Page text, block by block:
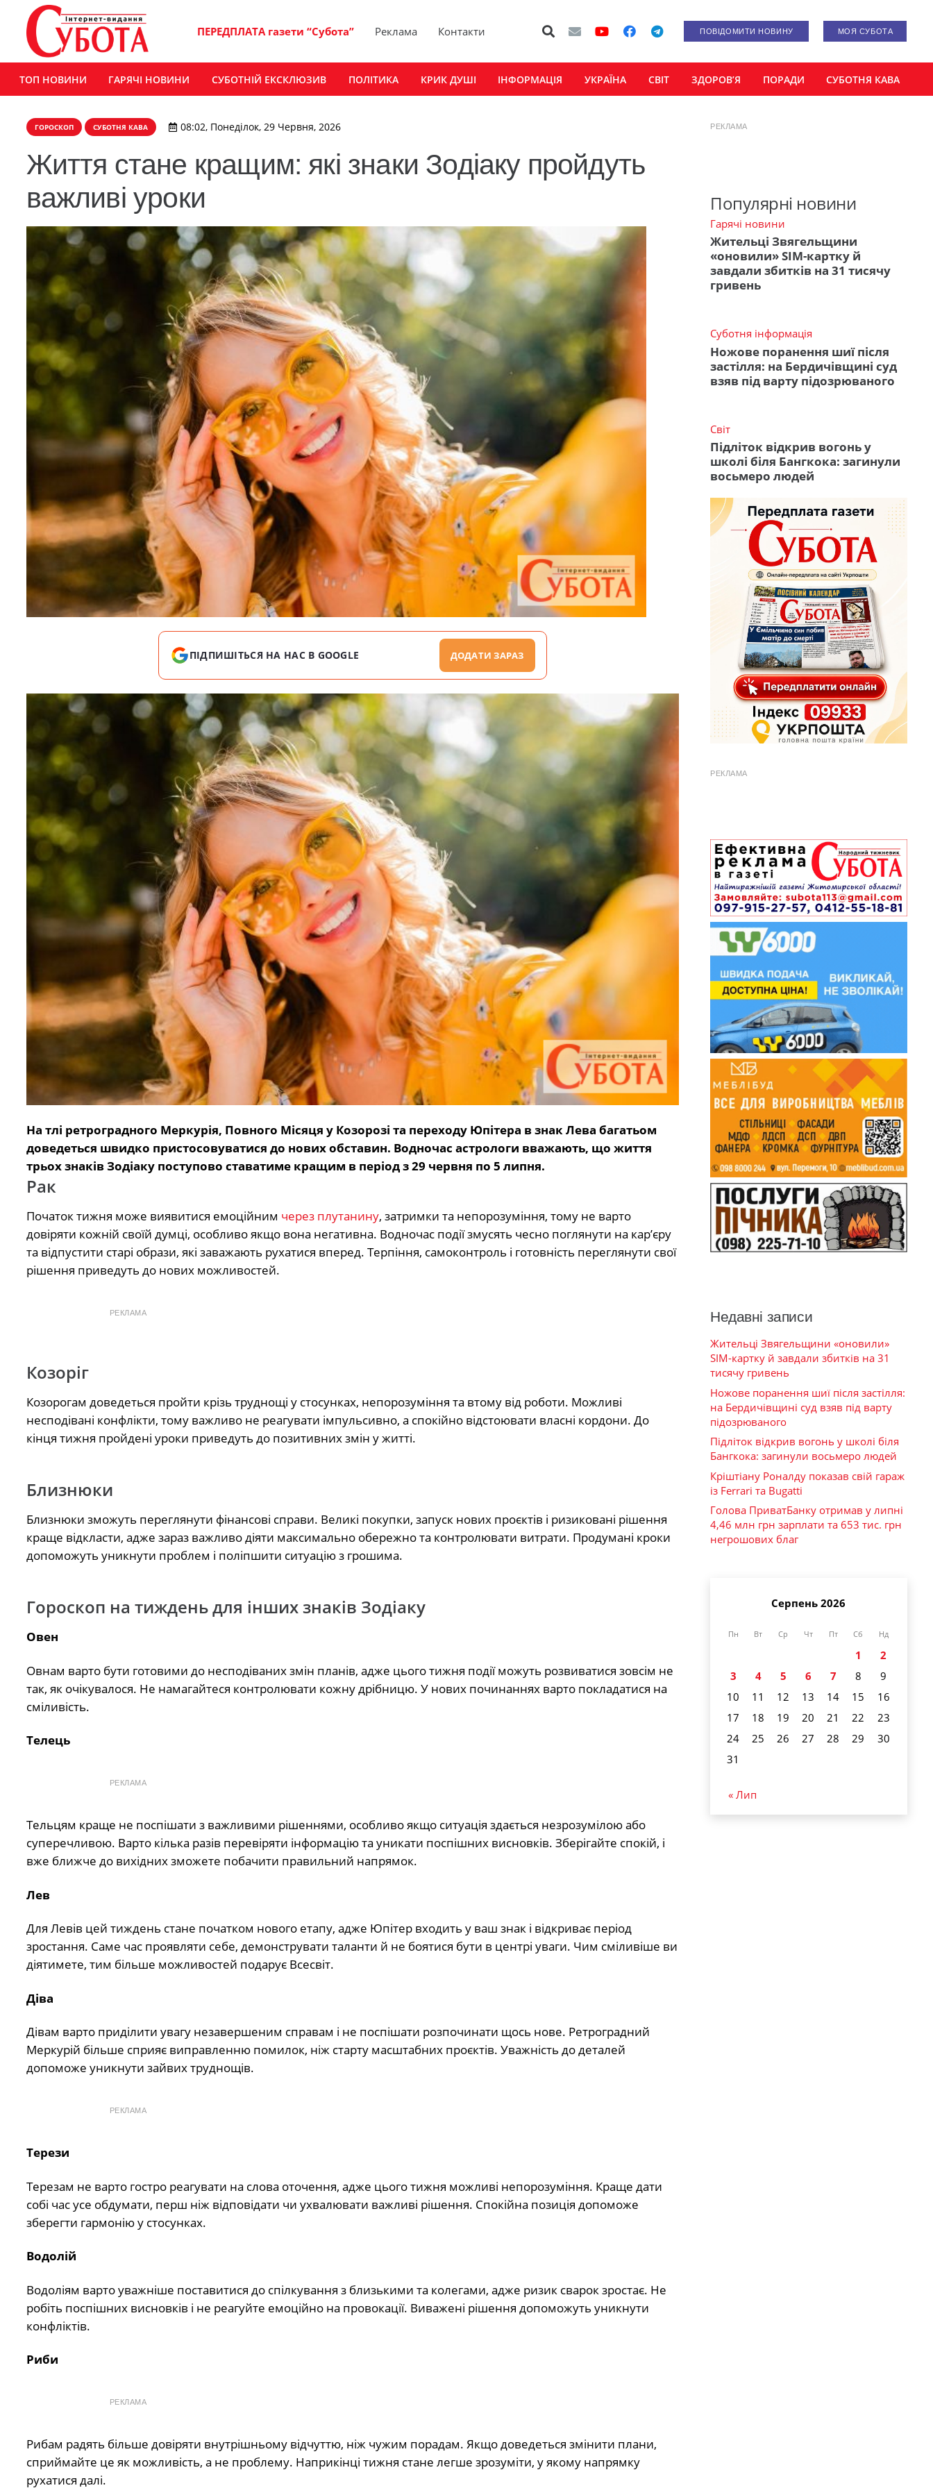
ПЕРЕДПЛАТА газети “Субота” Реклама Контакти ПОВІДОМИТИ НОВИНУ МОЯ СУБОТА
ТОП НОВИНИ ГАРЯЧІ НОВИНИ СУБОТНІЙ ЕКСКЛЮЗИВ ПОЛІТИКА КРИК ДУШІ ІНФОРМАЦІЯ УКРАЇНА СВІТ ЗДОРОВ’Я ПОРАДИ СУБОТНЯ КАВА
ГОРОСКОП СУБОТНЯ КАВА 08:02, Понеділок, 29 Червня, 2026
Життя стане кращим: які знаки Зодіаку пройдуть
важливі уроки
ПІДПИШІТЬСЯ НА НАС В GOOGLE ДОДАТИ ЗАРАЗ
На тлі ретроградного Меркурія, Повного Місяця у Козорозі та переходу Юпітера в знак Лева багатьом
доведеться швидко пристосовуватися до нових обставин. Водночас астрологи вважають, що життя
трьох знаків Зодіаку поступово ставатиме кращим в період з 29 червня по 5 липня.
Рак
Початок тижня може виявитися емоційним через плутанину, затримки та непорозуміння, тому не варто
довіряти кожній своїй думці, особливо якщо вона негативна. Водночас події змусять чесно поглянути на кар’єру
та відпустити старі образи, які заважають рухатися вперед. Терпіння, самоконтроль і готовність переглянути свої
рішення приведуть до нових можливостей.
РЕКЛАМА
Козоріг
Козорогам доведеться пройти крізь труднощі у стосунках, непорозуміння та втому від роботи. Можливі
несподівані конфлікти, тому важливо не реагувати імпульсивно, а спокійно відстоювати власні кордони. До
кінця тижня пройдені уроки приведуть до позитивних змін у житті.
Близнюки
Близнюки зможуть переглянути фінансові справи. Великі покупки, запуск нових проєктів і ризиковані рішення
краще відкласти, адже зараз важливо діяти максимально обережно та контролювати витрати. Продумані кроки
допоможуть уникнути проблем і поліпшити ситуацію з грошима.
Гороскоп на тиждень для інших знаків Зодіаку
Овен
Овнам варто бути готовими до несподіваних змін планів, адже цього тижня події можуть розвиватися зовсім не
так, як очікувалося. Не намагайтеся контролювати кожну дрібницю. У нових починаннях варто покладатися на
сміливість.
Телець
РЕКЛАМА
Тельцям краще не поспішати з важливими рішеннями, особливо якщо ситуація здається незрозумілою або
суперечливою. Варто кілька разів перевіряти інформацію та уникати поспішних висновків. Зберігайте спокій, і
вже ближче до вихідних зможете побачити правильний напрямок.
Лев
Для Левів цей тиждень стане початком нового етапу, адже Юпітер входить у ваш знак і відкриває період
зростання. Саме час проявляти себе, демонструвати таланти й не боятися бути в центрі уваги. Чим сміливіше ви
діятимете, тим більше можливостей подарує Всесвіт.
Діва
Дівам варто приділити увагу незавершеним справам і не поспішати розпочинати щось нове. Ретроградний
Меркурій більше сприяє виправленню помилок, ніж старту масштабних проєктів. Уважність до деталей
допоможе уникнути зайвих труднощів.
РЕКЛАМА
Терези
Терезам не варто гостро реагувати на слова оточення, адже цього тижня можливі непорозуміння. Краще дати
собі час усе обдумати, перш ніж відповідати чи ухвалювати важливі рішення. Спокійна позиція допоможе
зберегти гармонію у стосунках.
Водолій
Водоліям варто уважніше поставитися до спілкування з близькими та колегами, адже ризик сварок зростає. Не
робіть поспішних висновків і не реагуйте емоційно на провокації. Виважені рішення допоможуть уникнути
конфліктів.
Риби
РЕКЛАМА
Рибам радять більше довіряти внутрішньому відчуттю, ніж чужим порадам. Якщо доведеться змінити плани,
сприймайте це як можливість, а не проблему. Наприкінці тижня стане легше зрозуміти, у якому напрямку
рухатися далі.
РЕКЛАМА
Популярні новини
Гарячі новини
Жительці Звягельщини
«оновили» SIM-картку й
завдали збитків на 31 тисячу
гривень
Суботня інформація
Ножове поранення шиї після
застілля: на Бердичівщині суд
взяв під варту підозрюваного
Світ
Підліток відкрив вогонь у
школі біля Бангкока: загинули
восьмеро людей
РЕКЛАМА
Недавні записи
Жительці Звягельщини «оновили»
SIM-картку й завдали збитків на 31
тисячу гривень
Ножове поранення шиї після застілля:
на Бердичівщині суд взяв під варту
підозрюваного
Підліток відкрив вогонь у школі біля
Бангкока: загинули восьмеро людей
Кріштіану Роналду показав свій гараж
із Ferrari та Bugatti
Голова ПриватБанку отримав у липні
4,46 млн грн зарплати та 653 тис. грн
негрошових благ
Серпень 2026
Пн Вт Ср Чт Пт Сб Нд
1
2
3
4 5 6 7 8
9
10
11 12 13 14 15
16
17
18 19 20 21 22
23
24
25 26 27 28 29
30
31
« Лип